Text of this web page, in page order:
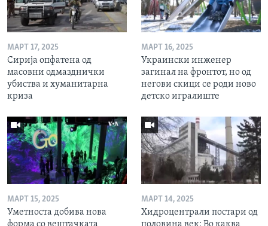
МАРТ 17, 2025
Сирија опфатена од
масовни одмазднички
убиства и хуманитарна
криза
МАРТ 16, 2025
Украински инженер
загинал на фронтот, но од
негови скици се роди ново
детско игралиште
МАРТ 15, 2025
Уметноста добива нова
МАРТ 14, 2025
Хидроцентрали постари од